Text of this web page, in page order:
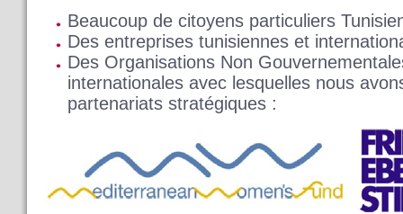
Beaucoup de citoyens particuliers
Des entreprises tunisiennes et
Des Organisations Non
internationales avec lesquelles nous
partenariats stratégiques :